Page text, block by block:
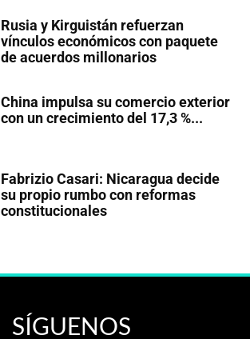
Rusia y Kirguistán refuerzan
vínculos económicos con paquete
de acuerdos millonarios
China impulsa su comercio exterior
con un crecimiento del 17,3 %...
Fabrizio Casari: Nicaragua decide
su propio rumbo con reformas
constitucionales
SÍGUENOS